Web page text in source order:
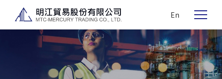
En